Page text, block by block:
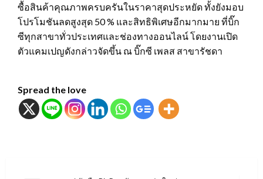
ซื้อสินค้าคุณภาพครบครันในราคาสุดประหยัด ทั้งยังมอบ
โปรโมชันลดสูงสุด 50 % และสิทธิพิเศษอีกมากมาย ที่บิ๊ก
ซีทุกสาขาทั่วประเทศและช่องทางออนไลน์ โดยงานเปิด
ตัวแคมเปญดังกล่าวจัดขึ้น ณ บิ๊กซี เพลส สาขารัชดา
Spread the love